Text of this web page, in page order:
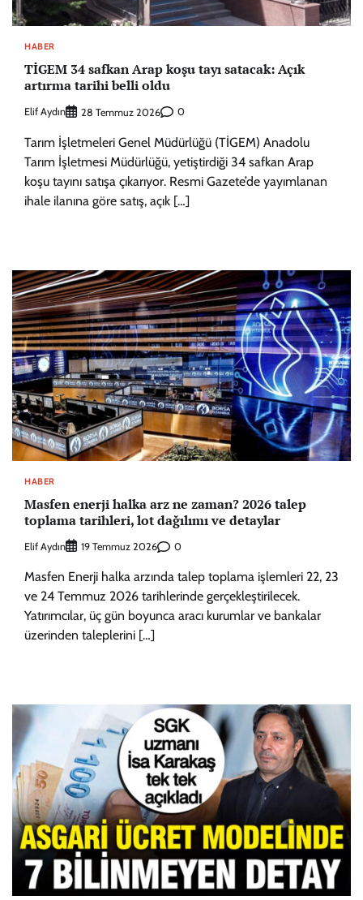
HABER
TİGEM 34 safkan Arap koşu tayı satacak: Açık
artırma tarihi belli oldu
Elif Aydın 28 Temmuz 2026 0
Tarım İşletmeleri Genel Müdürlüğü (TİGEM) Anadolu
Tarım İşletmesi Müdürlüğü, yetiştirdiği 34 safkan Arap
koşu tayını satışa çıkarıyor. Resmi Gazete’de yayımlanan
ihale ilanına göre satış, açık […]
HABER
Masfen enerji halka arz ne zaman? 2026 talep
toplama tarihleri, lot dağılımı ve detaylar
Elif Aydın 19 Temmuz 2026 0
Masfen Enerji halka arzında talep toplama işlemleri 22, 23
ve 24 Temmuz 2026 tarihlerinde gerçekleştirilecek.
Yatırımcılar, üç gün boyunca aracı kurumlar ve bankalar
üzerinden taleplerini […]